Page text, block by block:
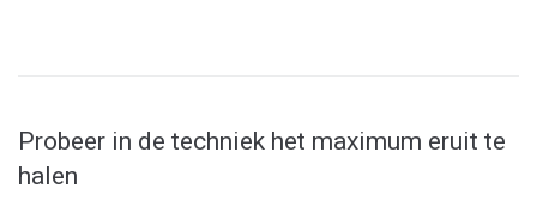
Probeer in de techniek het maximum eruit te
halen